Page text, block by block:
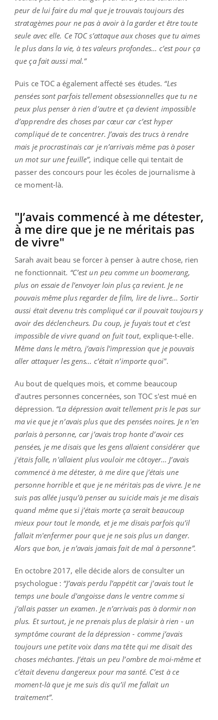
peur de lui faire du mal que je trouvais toujours des
stratagèmes pour ne pas à avoir à la garder et être toute
seule avec elle. Ce TOC s’attaque aux choses que tu aimes
le plus dans la vie, à tes valeurs profondes… c’est pour ça
que ça fait aussi mal.”
Puis ce TOC a également affecté ses études. “Les
pensées sont parfois tellement obsessionnelles que tu ne
peux plus penser à rien d’autre et ça devient impossible
d’apprendre des choses par cœur car c’est hyper
compliqué de te concentrer. J’avais des trucs à rendre
mais je procrastinais car je n’arrivais même pas à poser
un mot sur une feuille”, indique celle qui tentait de
passer des concours pour les écoles de journalisme à
ce moment-là.
"J’avais commencé à me détester,
à me dire que je ne méritais pas
de vivre"
Sarah avait beau se forcer à penser à autre chose, rien
ne fonctionnait. “C’est un peu comme un boomerang,
plus on essaie de l’envoyer loin plus ça revient. Je ne
pouvais même plus regarder de film, lire de livre... Sortir
aussi était devenu très compliqué car il pouvait toujours y
avoir des déclencheurs. Du coup, je fuyais tout et c’est
impossible de vivre quand on fuit tout, explique-t-elle.
Même dans le métro, j’avais l’impression que je pouvais
aller attaquer les gens… c’était n’importe quoi".
Au bout de quelques mois, et comme beaucoup
d’autres personnes concernées, son TOC s'est mué en
dépression. “La dépression avait tellement pris le pas sur
ma vie que je n’avais plus que des pensées noires. Je n'en
parlais à personne, car j’avais trop honte d’avoir ces
pensées, je me disais que les gens allaient considérer que
j'étais folle, n'allaient plus vouloir me côtoyer... J’avais
commencé à me détester, à me dire que j’étais une
personne horrible et que je ne méritais pas de vivre. Je ne
suis pas allée jusqu’à penser au suicide mais je me disais
quand même que si j’étais morte ça serait beaucoup
mieux pour tout le monde, et je me disais parfois qu’il
fallait m'enfermer pour que je ne sois plus un danger.
Alors que bon, je n’avais jamais fait de mal à personne”.
En octobre 2017, elle décide alors de consulter un
psychologue : “J’avais perdu l’appétit car j’avais tout le
temps une boule d'angoisse dans le ventre comme si
j’allais passer un examen. Je n’arrivais pas à dormir non
plus. Et surtout, je ne prenais plus de plaisir à rien - un
symptôme courant de la dépression - comme j’avais
toujours une petite voix dans ma tête qui me disait des
choses méchantes. J’étais un peu l’ombre de moi-même et
c’était devenu dangereux pour ma santé. C’est à ce
moment-là que je me suis dis qu’il me fallait un
traitement”.